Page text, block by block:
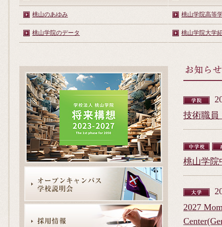
桃山のあゆみ
桃山学院のデータ
桃山学院高等
桃山学院大学
技術職員
桃山学院
2027